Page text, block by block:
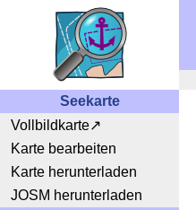
Seekarte
Vollbildkarte
Karte bearbeiten
Karte herunterladen
JOSM herunterladen